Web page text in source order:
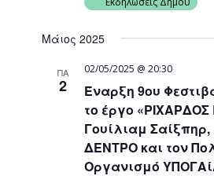
Μάιος 2025
ΠΑ
2
Έναρξη 9ου
το έργο «ΡΙΧΑΡΔΟΣ
Γουίλιαμ
ΔΕΝΤΡΟ και τον
Οργανισμό
02/05/2025 @ 20:30